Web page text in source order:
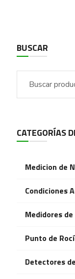
BUSCAR
CATEGORÍAS
Medicion de
Condiciones
Medidores
Punto de
Detectores